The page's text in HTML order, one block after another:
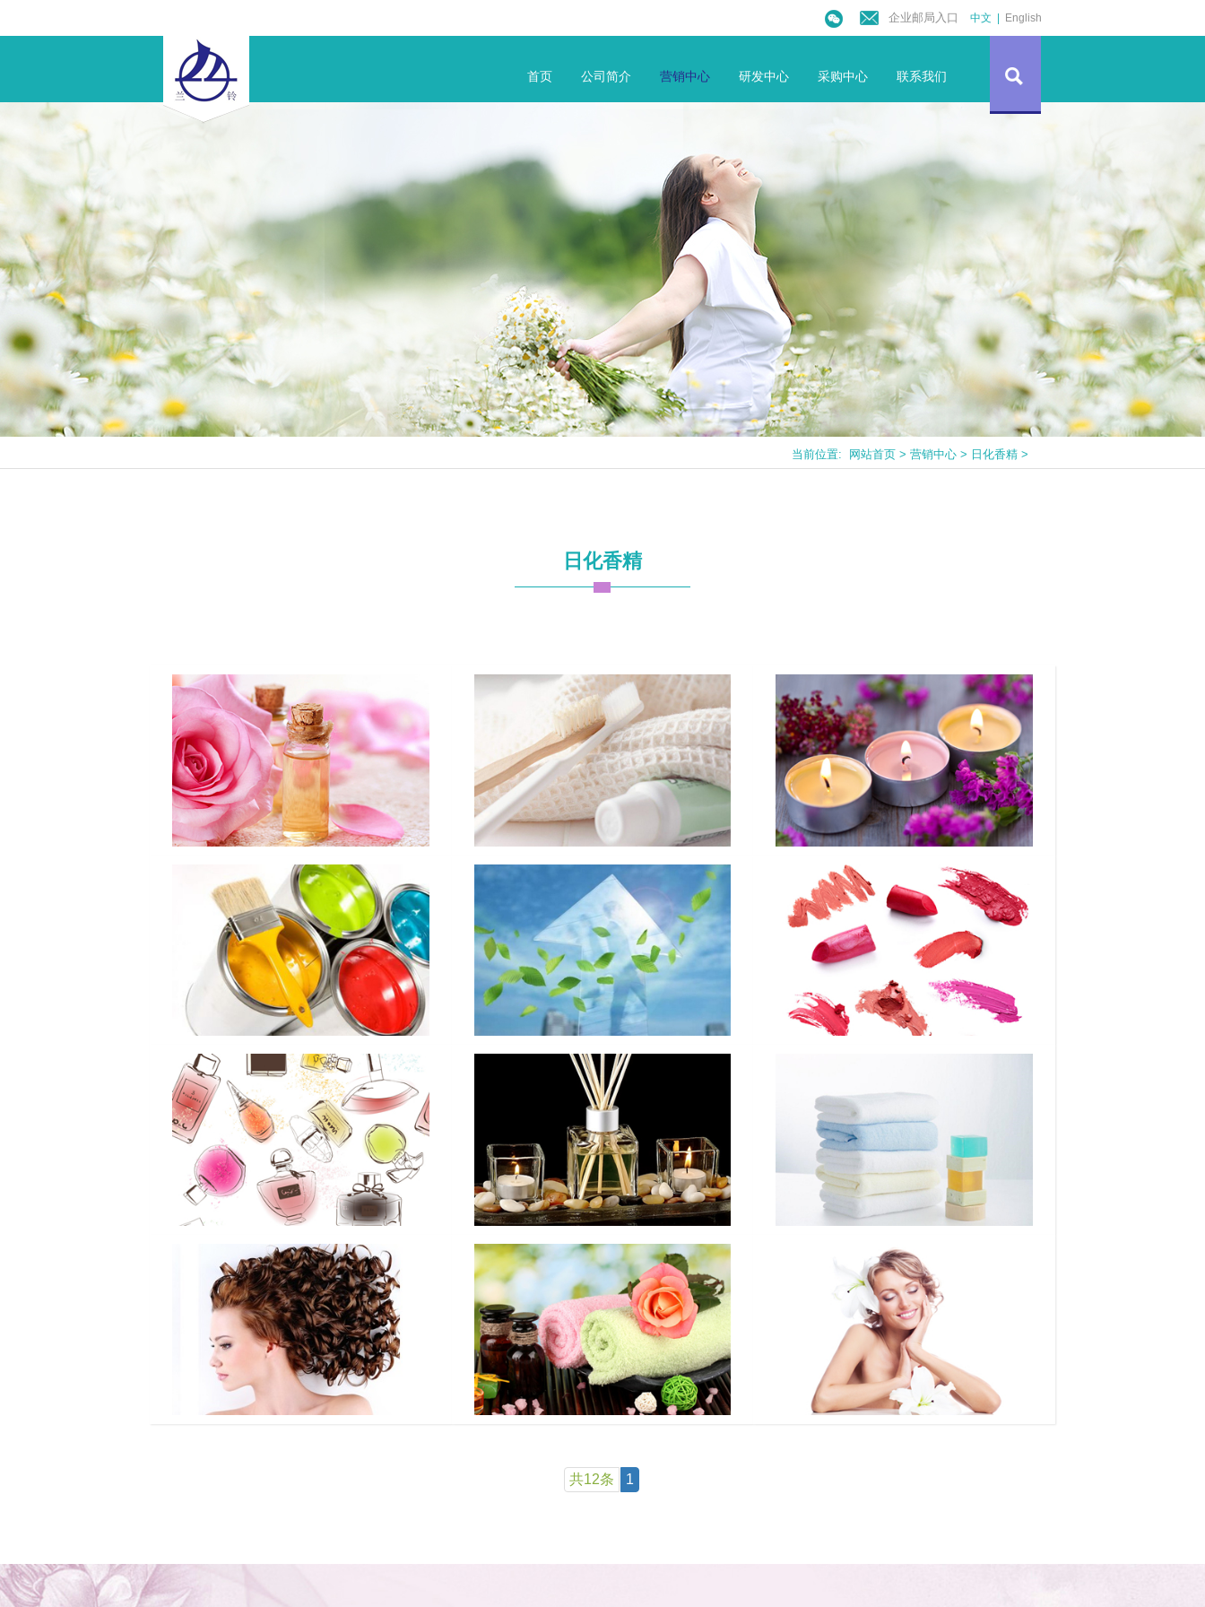
企业邮局入口 中文 English
首页 公司简介 营销中心 研发中心 采购中心 联系我们
当前位置: 网站首页 > 营销中心 > 日化香精 >
日化香精
共12条 1